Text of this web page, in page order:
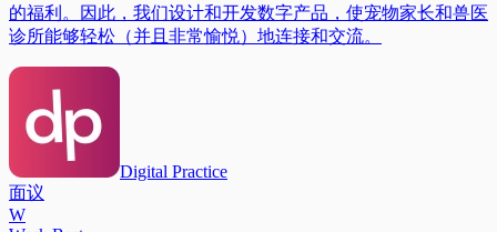
的福利。因此，我们设计和开发数字产品，使宠物家长和兽医
诊所能够轻松（并且非常愉悦）地连接和交流。
Digital Practice
面议
W